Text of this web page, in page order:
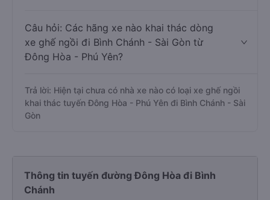
Câu hỏi: Các hãng xe nào khai thác dòng
xe ghế ngồi đi Bình Chánh - Sài Gòn từ
Đông Hòa - Phú Yên?
Trả lời: Hiện tại chưa có nhà xe nào có loại xe ghế ngồi
khai thác tuyến Đông Hòa - Phú Yên đi Bình Chánh - Sài
Gòn
Thông tin tuyến đường Đông Hòa đi Bình
Chánh